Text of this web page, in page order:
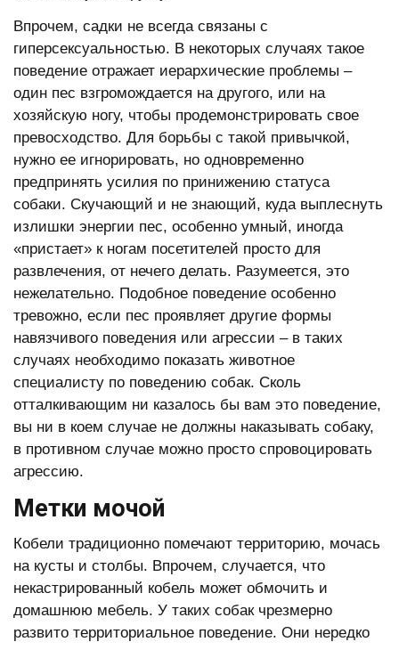
Впрочем, садки не всегда связаны с
гиперсексуальностью. В некоторых случаях такое
поведение отражает иерархические проблемы –
один пес взгромождается на другого, или на
хозяйскую ногу, чтобы продемонстрировать свое
превосходство. Для борьбы с такой привычкой,
нужно ее игнорировать, но одновременно
предпринять усилия по принижению статуса
собаки. Скучающий и не знающий, куда выплеснуть
излишки энергии пес, особенно умный, иногда
«пристает» к ногам посетителей просто для
развлечения, от нечего делать. Разумеется, это
нежелательно. Подобное поведение особенно
тревожно, если пес проявляет другие формы
навязчивого поведения или агрессии – в таких
случаях необходимо показать животное
специалисту по поведению собак. Сколь
отталкивающим ни казалось бы вам это поведение,
вы ни в коем случае не должны наказывать собаку,
в противном случае можно просто спровоцировать
агрессию.
Метки мочой
Кобели традиционно помечают территорию, мочась
на кусты и столбы. Впрочем, случается, что
некастрированный кобель может обмочить и
домашнюю мебель. У таких собак чрезмерно
развито территориальное поведение. Они нередко